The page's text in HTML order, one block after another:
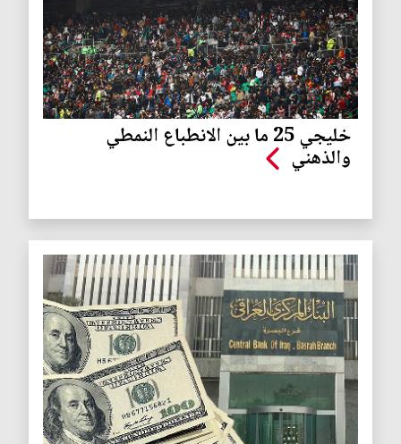
خليجي 25 ما بين الانطباع النمطي
والذهني